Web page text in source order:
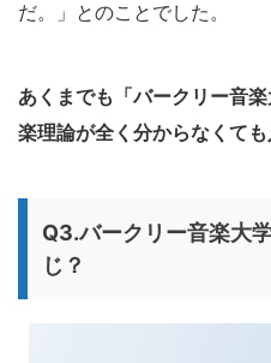
だ。」とのことでした。
あくまでも「バークリー音
楽理論が全く分からなくても
Q3.バークリー音楽大
じ？